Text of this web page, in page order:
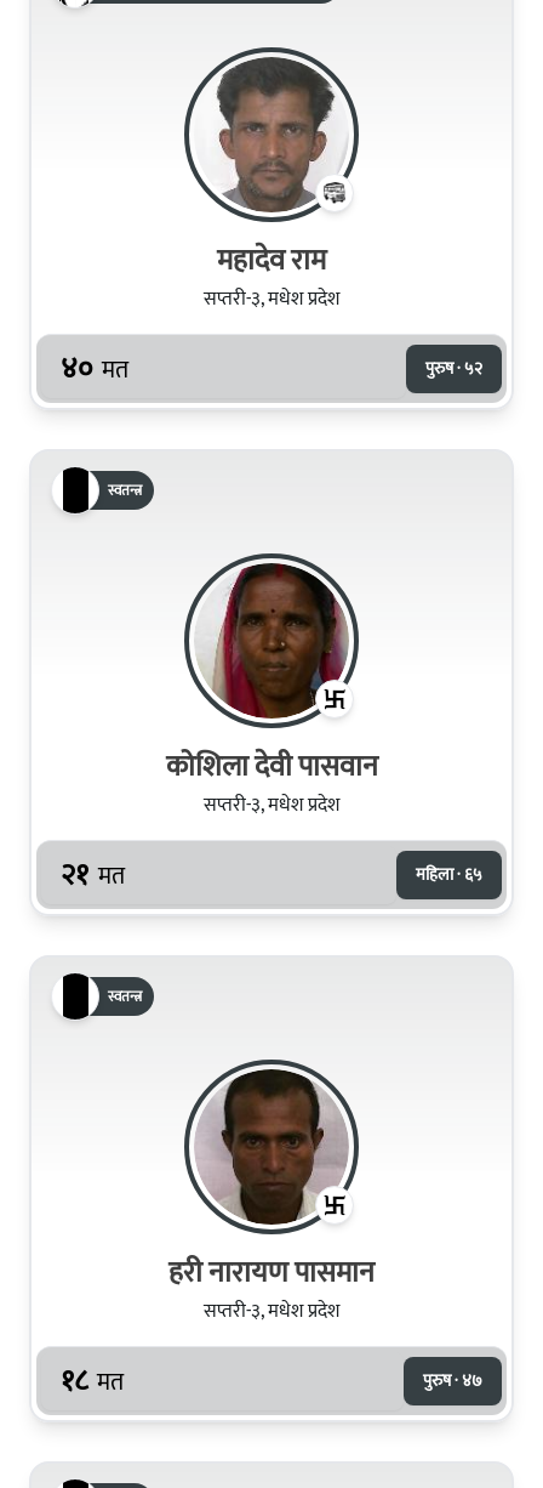
महादेव राम
सप्तरी-३, मधेश प्रदेश
४० मत पुरुष · ५२
स्वतन्त्र
कोशिला देवी पासवान
सप्तरी-३, मधेश प्रदेश
२१ मत महिला · ६५
स्वतन्त्र
हरी नारायण पासमान
सप्तरी-३, मधेश प्रदेश
१८ मत पुरुष · ४७